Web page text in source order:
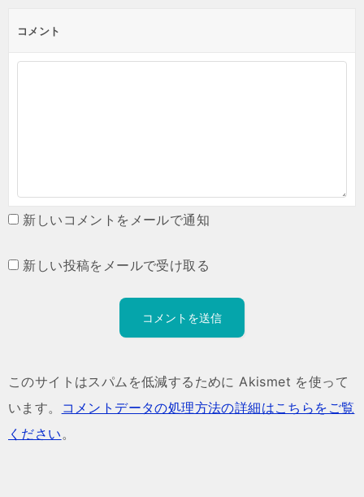
コメント
新しいコメントをメールで通知
新しい投稿をメールで受け取る
このサイトはスパムを低減するために Akismet を使って
います。
コメントデータの処理方法の詳細はこちらをご覧
ください。